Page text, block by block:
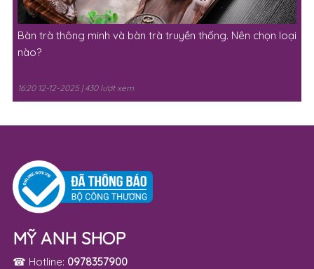
Bàn trà thông minh và bàn trà truyền thống. Nên chọn loại
nào?
16:20 12-12-2025 | 430 lượt xem
MỸ ANH SHOP
☎ Hotline: 0978357900